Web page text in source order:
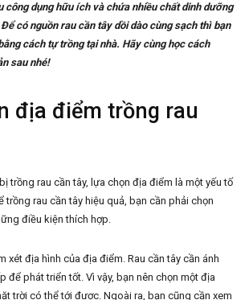
công dụng hữu ích và chứa nhiều chất dinh dưỡng
có nguồn rau cần tây dồi dào cùng sạch thì bạn
cách tự trồng tại nhà. Hãy cùng học cách
sau nhé!
địa điểm trồng rau
trồng rau cần tây, lựa chọn địa điểm là một yếu tố
trồng rau cần tây hiệu quả, bạn cần phải chọn
điều kiện thích hợp.
xét địa hình của địa điểm. Rau cần tây cần ánh
để phát triển tốt. Vì vậy, bạn nên chọn một địa
trời có thể tới được. Ngoài ra, bạn cũng cần xem